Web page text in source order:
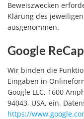
Beweiszwecken
Klärung des
ausgenommen.
Google
Wir binden die
Eingaben in
Google LLC, 1600
94043, USA, ein.
https://